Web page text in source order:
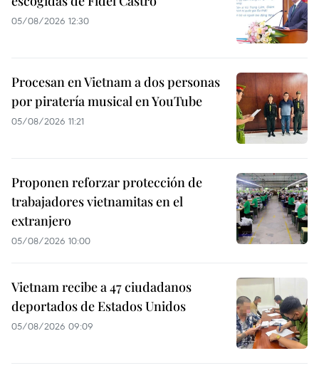
05/08/2026 12:30
Procesan en Vietnam a dos personas
por piratería musical en YouTube
05/08/2026 11:21
Proponen reforzar protección de
trabajadores vietnamitas en el
extranjero
05/08/2026 10:00
Vietnam recibe a 47 ciudadanos
deportados de Estados Unidos
05/08/2026 09:09